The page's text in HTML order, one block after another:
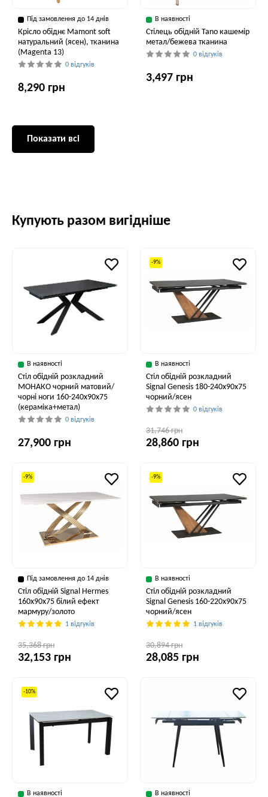
Під замовлення до 14 днів
Крісло обіднє Mamont soft
натуральний (ясен), тканина
(Magenta 13)
0 відгуків
8,290 грн
В наявності
Cтілець обідній Tano кашемір
метал/бежева тканина
0 відгуків
3,497 грн
Показати всі
Купують разом вигідніше
В наявності
Стіл обідній розкладний
МОНАКО чорний матовий/
чорні ноги 160-240x90x75
(кераміка+метал)
0 відгуків
27,900 грн
-9%
В наявності
Стіл обідній розкладний
Signal Genesis 180-240x90x75
чорний/ясен
0 відгуків
31,746 грн
28,860 грн
-9%
Під замовлення до 14 днів
Стіл обідній Signal Hermes
160x90x75 білий ефект
мармуру/золото
1 відгуків
35,368 грн
32,153 грн
-9%
В наявності
Стіл обідній розкладний
Signal Genesis 160-220x90x75
чорний/ясен
1 відгуків
30,894 грн
28,085 грн
-10%
В наявності В наявності